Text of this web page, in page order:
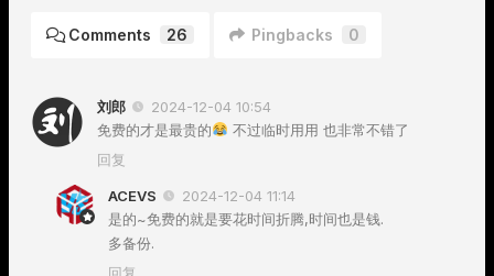
Comments 26 Pingbacks 0
刘郎
2024-12-04 10:54
免费的才是最贵的
不过临时用用 也非常不错了
回复
ACEVS
2024-12-04 11:14
是的~免费的就是要花时间折腾,时间也是钱.
多备份.